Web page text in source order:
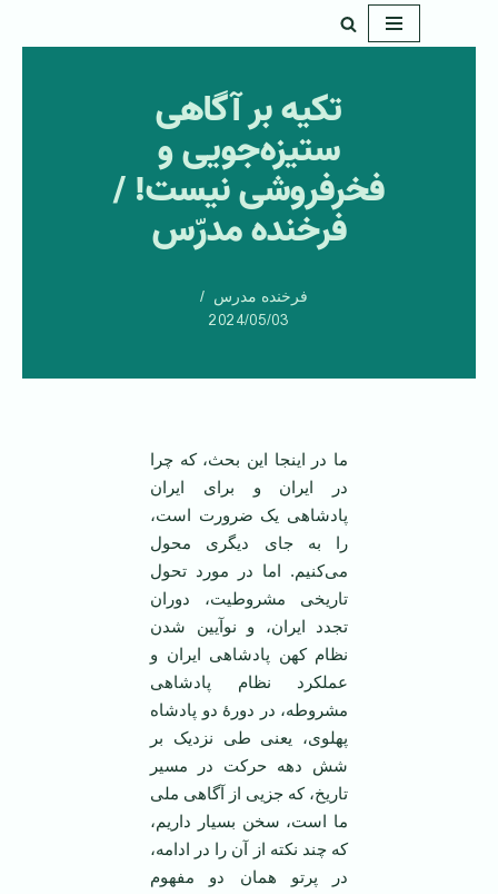
تکیه بر آگاهی
ستیزه‌جویی و
فخرفروشی نیست! /
فرخنده مدرّس
فرخنده مدرس
2024/05/03
ما در اینجا این بحث، که چرا
در ایران و برای ایران
پادشاهی یک ضرورت است،
را به جای دیگری محول
می‌کنیم. اما در مورد تحول
تاریخی مشروطیت، دوران
تجدد ایران، و نوآیین شدن
نظام کهن پادشاهی ایران و
عملکرد نظام پادشاهی
مشروطه، در دورۀ دو پادشاه
پهلوی، یعنی طی نزدیک بر
شش دهه حرکت در مسیر
تاریخ، که جزیی از آگاهی ملی
ما است، سخن بسیار داریم،
که چند نکته از آن را در ادامه،
در پرتو همان دو مفهوم